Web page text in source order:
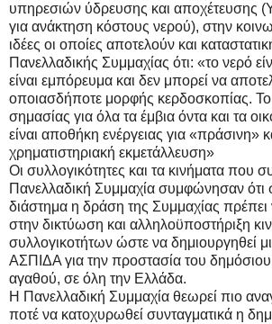
υπηρεσιών ύδρευσης και αποχέτευσης
για ανάκτηση κόστους νερού), στην
ιδέες οι οποίες αποτελούν και
Πανελλαδικής Συμμαχίας ότι: «το νερό
είναι εμπόρευμα και δεν μπορεί να
οποιασδήποτε μορφής κερδοσκοπίας. Το
σημασίας για όλα τα έμβια όντα και τα
είναι αποθήκη ενέργειας για «πράσινη»
χρηματιστηριακή εκμετάλλευση»
Οι συλλογικότητες και τα κινήματα που
Πανελλαδική Συμμαχία συμφώνησαν ότι
διάστημα η δράση της Συμμαχίας πρέπει
στην δικτύωση και αλληλοϋποστήριξη
συλλογικοτήτων ώστε να
ΑΣΠΙΔΑ για την προστασία του
αγαθού, σε όλη την Ελλάδα.
Η Πανελλαδική Συμμαχία θεωρεί πιο
ποτέ να κατοχυρωθεί συνταγματικά η